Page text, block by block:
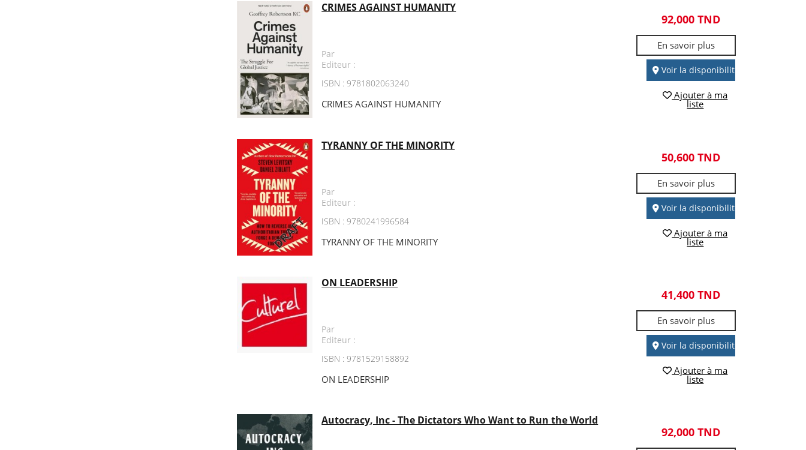
CRIMES AGAINST HUMANITY
Par
Editeur :
ISBN : 9781802063240
CRIMES AGAINST HUMANITY
92,000 TND
En savoir plus
Voir la disponibilité
Ajouter à ma
liste
TYRANNY OF THE MINORITY
Par
Editeur :
ISBN : 9780241996584
TYRANNY OF THE MINORITY
50,600 TND
En savoir plus
Voir la disponibilité
Ajouter à ma
liste
ON LEADERSHIP
Par
Editeur :
ISBN : 9781529158892
ON LEADERSHIP
41,400 TND
En savoir plus
Voir la disponibilité
Ajouter à ma
liste
Autocracy, Inc - The Dictators Who Want to Run the World
92,000 TND